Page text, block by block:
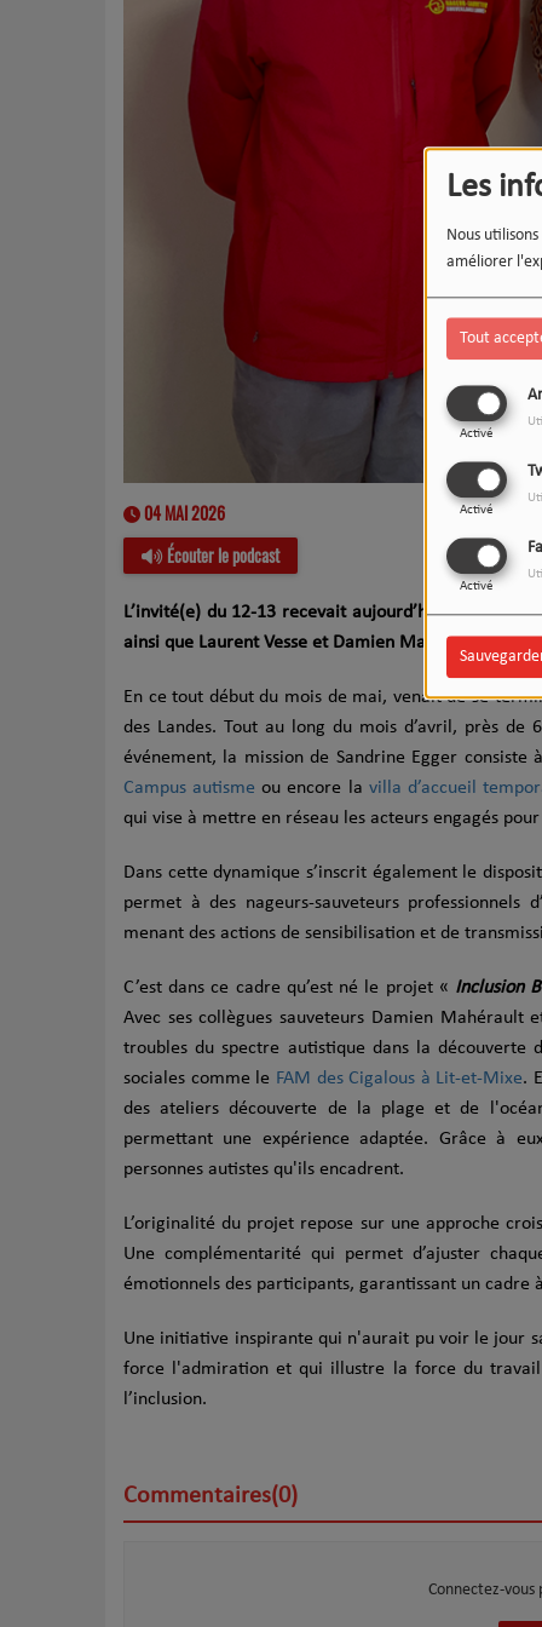
Les
Nous
améliorer
Tout
Activé
Activé
Activé
04 MAI 2026
Écouter le podcast
L’invité(e) du 12-13 recevait aujourd’hui Sandrine
ainsi que Laurent Vesse et Damien Mahérault du
En ce tout début du mois de mai, venait de se
des Landes. Tout au long du mois d’avril, près
événement, la mission de Sandrine Egger
Campus autisme ou encore la villa d’accueil
qui vise à mettre en réseau les acteurs engagés
Dans cette dynamique s’inscrit également le
permet à des nageurs-sauveteurs
menant des actions de sensibilisation et de
C’est dans ce cadre qu’est né le projet « Inclusion
Avec ses collègues sauveteurs Damien Mahérault
troubles du spectre autistique dans la
sociales comme le FAM des Cigalous à Lit-et-Mixe.
des ateliers découverte de la plage et de
permettant une expérience adaptée. Grâce à
personnes autistes qu'ils encadrent.
L’originalité du projet repose sur une approche
Une complémentarité qui permet d’ajuster
émotionnels des participants, garantissant un cadre
Une initiative inspirante qui n'aurait pu voir le jour
force l'admiration et qui illustre la force du
l’inclusion.
Commentaires(0)
Connectez-